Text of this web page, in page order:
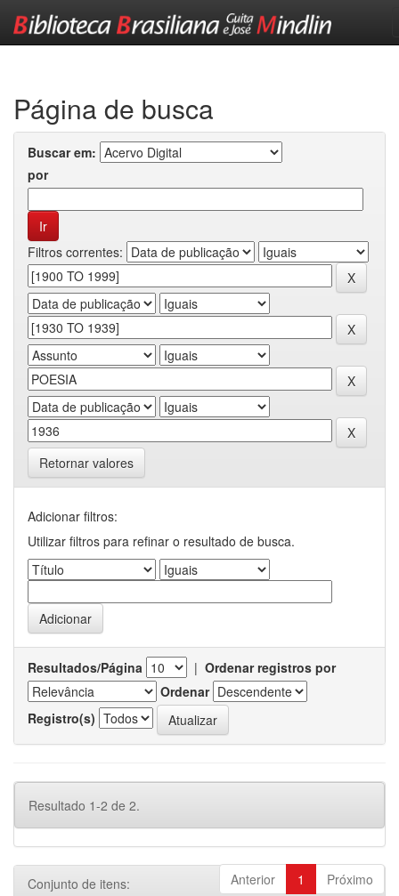
Página de busca
Buscar em:
por
Filtros correntes:
Retornar valores
Adicionar filtros:
Utilizar filtros para refinar o resultado de busca.
Resultados/Página | Ordenar registros por
Ordenar
Registro(s)
Resultado 1-2 de 2.
Anterior 1 Próximo
Conjunto de itens: